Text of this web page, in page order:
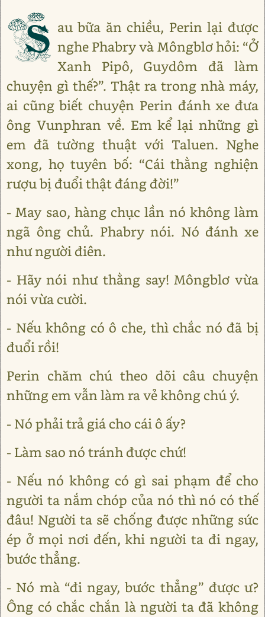
S au bữa ăn chiều, Perin lại được
nghe Phabry và Môngblơ hỏi: “Ở
Xanh Pipô, Guydôm đã làm
chuyện gì thế?”. Thật ra trong nhà máy,
ai cũng biết chuyện Perin đánh xe đưa
ông Vunphran về. Em kể lại những gì
em đã tường thuật với Taluen. Nghe
xong, họ tuyên bố: “Cái thằng nghiện
rượu bị đuổi thật đáng đời!”
- May sao, hàng chục lần nó không làm
ngã ông chủ. Phabry nói. Nó đánh xe
như người điên.
- Hãy nói như thằng say! Môngblơ vừa
nói vừa cười.
- Nếu không có ô che, thì chắc nó đã bị
đuổi rồi!
Perin chăm chú theo dõi câu chuyện
những em vẫn làm ra vẻ không chú ý.
- Nó phải trả giá cho cái ô ấy?
- Làm sao nó tránh được chứ!
- Nếu nó không có gì sai phạm để cho
người ta nắm chóp của nó thì nó có thế
đâu! Người ta sẽ chống được những sức
ép ở mọi nơi đến, khi người ta đi ngay,
bước thẳng.
- Nó mà “đi ngay, bước thẳng” được ư?
Ông có chắc chắn là người ta đã không